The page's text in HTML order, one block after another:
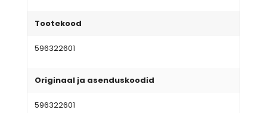
Tootekood
596322601
Originaal ja asenduskoodid
596322601